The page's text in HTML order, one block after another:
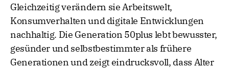
Gleichzeitig verändern sie Arbeitswelt,
Konsumverhalten und digitale Entwicklungen
nachhaltig. Die Generation 50plus lebt bewusster,
gesünder und selbstbestimmter als frühere
Generationen und zeigt eindrucksvoll, dass Alter